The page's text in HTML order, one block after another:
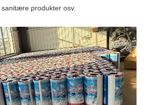
produkter osv.